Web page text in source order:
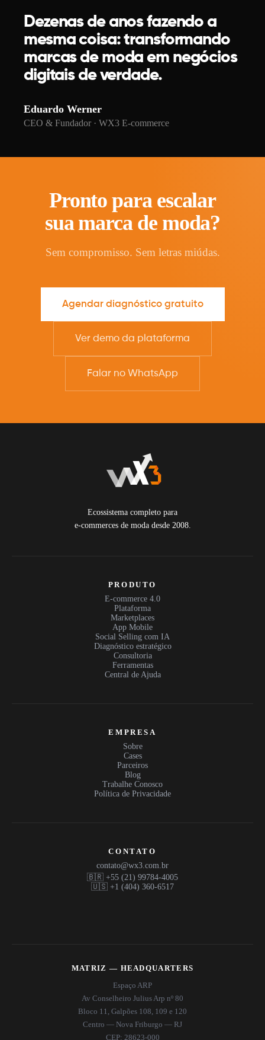
Dezenas de anos fazendo a
mesma coisa: transformando
marcas de moda em negócios
digitais de verdade.
Eduardo Werner
CEO & Fundador · WX3 E-commerce
Pronto para escalar
sua marca de moda?
Sem compromisso. Sem letras miúdas.
Agendar diagnóstico gratuito
Ver demo da plataforma
Falar no WhatsApp
Ecossistema completo para
e-commerces de moda desde 2008.
PRODUTO
E-commerce 4.0
Plataforma
Marketplaces
App Mobile
Social Selling com IA
Diagnóstico estratégico
Consultoria
Ferramentas
Central de Ajuda
EMPRESA
Sobre
Cases
Parceiros
Blog
Trabalhe Conosco
Política de Privacidade
CONTATO
contato@wx3.com.br
🇧🇷 +55 (21) 99784-4005
🇺🇸 +1 (404) 360-6517
MATRIZ — HEADQUARTERS
Espaço ARP
Av Conselheiro Julius Arp nº 80
Bloco 11, Galpões 108, 109 e 120
Centro — Nova Friburgo — RJ
CEP: 28623-000